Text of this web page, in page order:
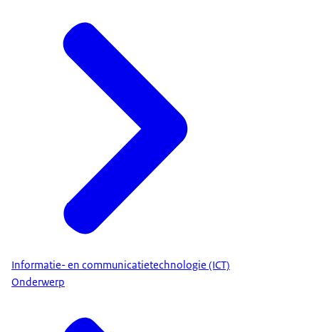
Informatie- en communicatietechnologie (ICT)
Onderwerp